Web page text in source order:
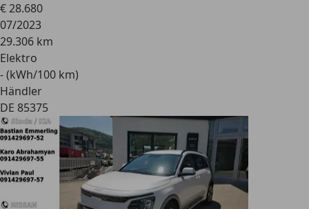
€ 28.680
07/2023
29.306 km
Elektro
- (kWh/100 km)
Händler
DE 85375